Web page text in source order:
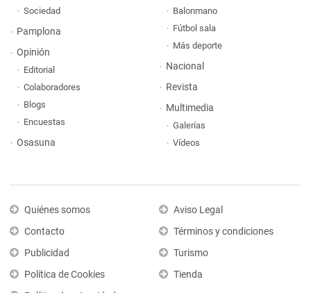
Sociedad
Pamplona
Opinión
Editorial
Colaboradores
Blogs
Encuestas
Osasuna
Balonmano
Fútbol sala
Más deporte
Nacional
Revista
Multimedia
Galerías
Vídeos
Quiénes somos
Contacto
Publicidad
Política de Cookies
Aviso Legal
Términos y condiciones
Turismo
Tienda